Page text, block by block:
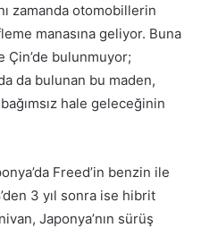
zamanda otomobillerin
manasına geliyor. Buna
Çin’de bulunmuyor;
da bulunan bu maden,
hale geleceğinin
Freed’in benzin ile
3 yıl sonra ise hibrit
Japonya’nın sürüş